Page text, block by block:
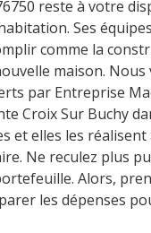
reste à votre
Ses
comme la
maison. Nous
par Entreprise
Croix Sur Buchy
et elles les réalisent
Ne reculez plus
Alors,
les dépenses